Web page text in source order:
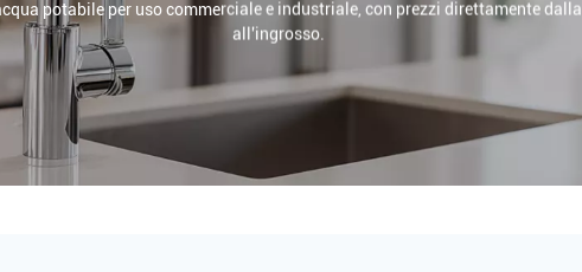
potabile per uso commerciale e industriale, con prezzi direttamente
all'ingrosso.